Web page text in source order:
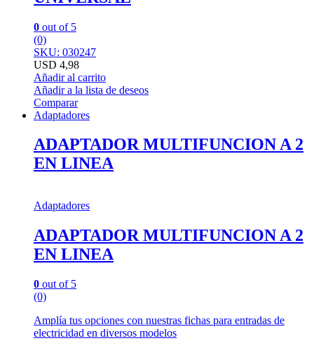
0 out of 5
(0)
SKU: 030247
USD 4,98
Añadir al carrito
Añadir a la lista de deseos
Comparar
Adaptadores
ADAPTADOR MULTIFUNCION A 2
EN LINEA
Adaptadores
ADAPTADOR MULTIFUNCION A 2
EN LINEA
0 out of 5
(0)
Amplía tus opciones con nuestras fichas para entradas de
electricidad en diversos modelos